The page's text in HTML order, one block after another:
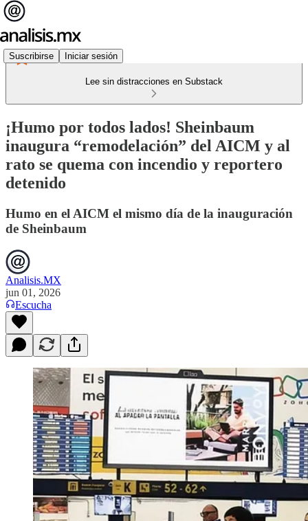
Suscribirse Iniciar sesión
Lee sin distracciones en Substack
¡Humo por todos lados! Sheinbaum
inaugura “remodelación” del AICM y al
rato se quema con incendio y reportero
detenido
Humo en el AICM el mismo día de la inauguración
de Sheinbaum
Analisis.MX
jun 01, 2026
Escucha